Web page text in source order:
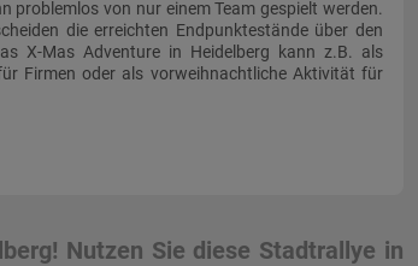
problemlos von nur einem Team gespielt werden.
die erreichten Endpunktestände über den
X-Mas Adventure in Heidelberg kann z.B. als
Firmen oder als vorweihnachtliche Aktivität für
Nutzen Sie diese Stadtrallye in